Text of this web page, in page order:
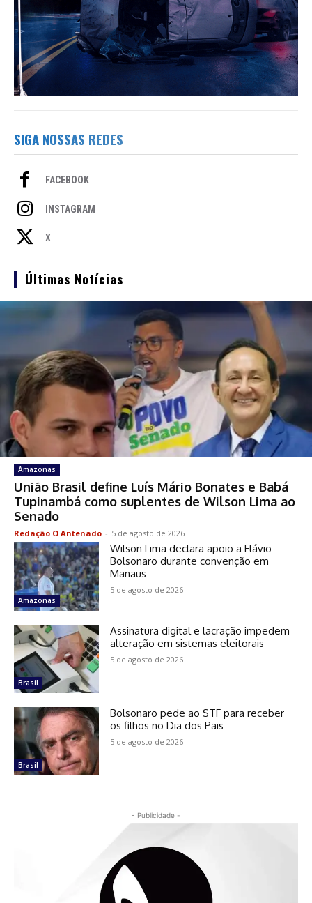
SIGA NOSSAS REDES
FACEBOOK
INSTAGRAM
X
Últimas Notícias
Amazonas
União Brasil define Luís Mário Bonates e Babá
Tupinambá como suplentes de Wilson Lima ao
Senado
Redação O Antenado - 5 de agosto de 2026
Amazonas
Wilson Lima declara apoio a Flávio
Bolsonaro durante convenção em
Manaus
5 de agosto de 2026
Brasil
Assinatura digital e lacração impedem
alteração em sistemas eleitorais
5 de agosto de 2026
Brasil
Bolsonaro pede ao STF para receber
os filhos no Dia dos Pais
5 de agosto de 2026
- Publicidade -